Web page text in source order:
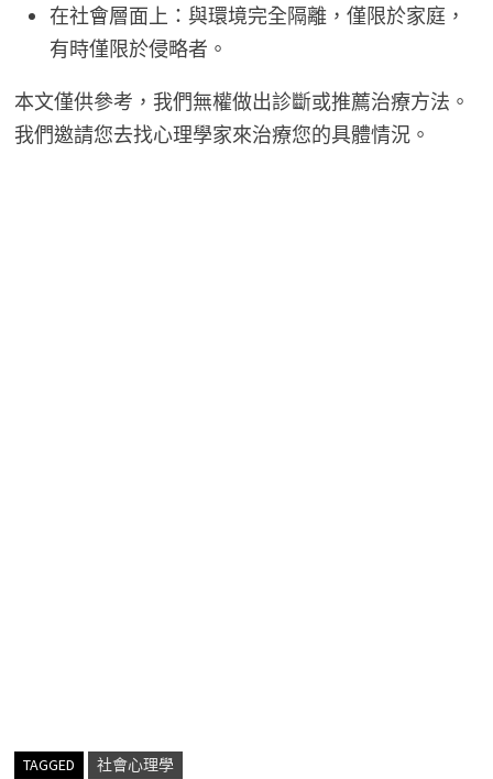
在社會層面上：與環境完全隔離，僅限於家庭，
有時僅限於侵略者。
本文僅供參考，我們無權做出診斷或推薦治療方法。
我們邀請您去找心理學家來治療您的具體情況。
TAGGED 社會心理學